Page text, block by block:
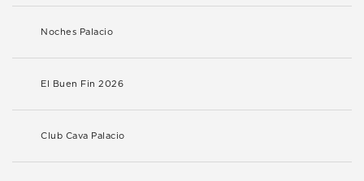
Noches Palacio
El Buen Fin 2026
Club Cava Palacio